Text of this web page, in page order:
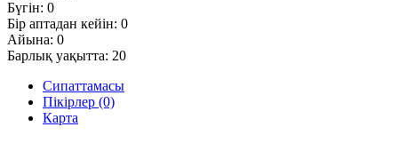
Бүгін: 0
Бір аптадан кейін: 0
Айына: 0
Барлық уақытта: 20
Сипаттамасы
Пікірлер (0)
Карта